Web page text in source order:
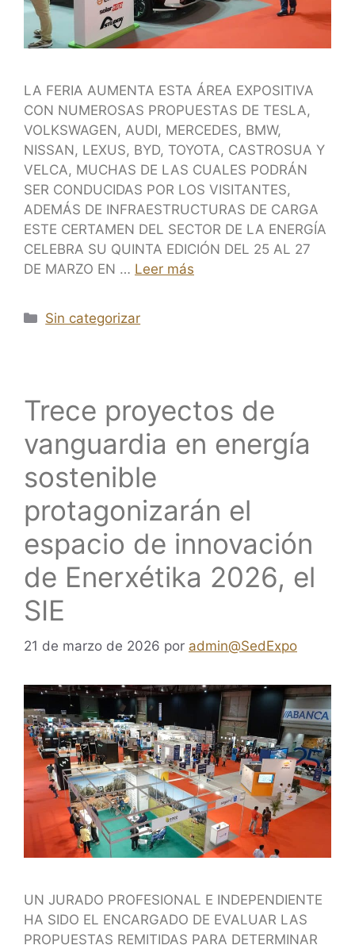
LA FERIA AUMENTA ESTA ÁREA EXPOSITIVA
CON NUMEROSAS PROPUESTAS DE TESLA,
VOLKSWAGEN, AUDI, MERCEDES, BMW,
NISSAN, LEXUS, BYD, TOYOTA, CASTROSUA Y
VELCA, MUCHAS DE LAS CUALES PODRÁN
SER CONDUCIDAS POR LOS VISITANTES,
ADEMÁS DE INFRAESTRUCTURAS DE CARGA
ESTE CERTAMEN DEL SECTOR DE LA ENERGÍA
CELEBRA SU QUINTA EDICIÓN DEL 25 AL 27
DE MARZO EN … Leer más
Sin categorizar
Trece proyectos de
vanguardia en energía
sostenible
protagonizarán el
espacio de innovación
de Enerxétika 2026, el
SIE
21 de marzo de 2026 por admin@SedExpo
UN JURADO PROFESIONAL E INDEPENDIENTE
HA SIDO EL ENCARGADO DE EVALUAR LAS
PROPUESTAS REMITIDAS PARA DETERMINAR